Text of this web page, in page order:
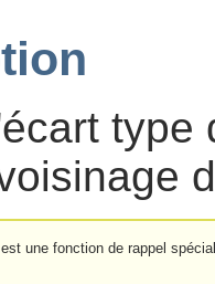
type
une fonction de rappel